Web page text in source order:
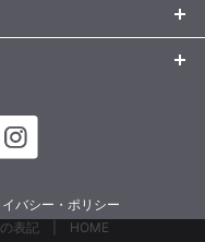
イバシー・ポリシー
表記
HOME